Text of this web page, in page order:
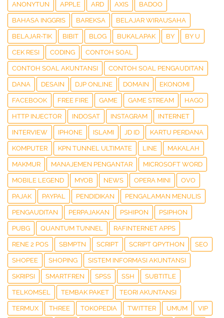
ANONYTUN APPLE ARD AXIS BADOO
BAHASA INGGRIS BAREKSA BELAJAR WIRAUSAHA
BELAJAR-TIK BIBIT BLOG BUKALAPAK BY BY U
CEK RESI CODING CONTOH SOAL
CONTOH SOAL AKUNTANSI CONTOH SOAL PENGAUDITAN
DANA DESAIN DJP ONLINE DOMAIN EKONOMI
FACEBOOK FREE FIRE GAME GAME STREAM HAGO
HTTP INJECTOR INDOSAT INSTAGRAM INTERNET
INTERVIEW IPHONE ISLAMI JD ID KARTU PERDANA
KOMPUTER KPN TUNNEL ULTIMATE LINE MAKALAH
MAKMUR MANAJEMEN PENGANTAR MICROSOFT WORD
MOBILE LEGEND MYOB NEWS OPERA MINI OVO
PAJAK PAYPAL PENDIDIKAN PENGALAMAN MENULIS
PENGAUDITAN PERPAJAKAN PSHIPON PSIPHON
PUBG QUANTUM TUNNEL RAFINTERNET APPS
RENE 2 POS SBMPTN SCRIPT SCRIPT QPYTHON SEO
SHOPEE SHOPING SISTEM INFORMASI AKUNTANSI
SKRIPSI SMARTFREN SPSS SSH SUBTITLE
TELKOMSEL TEMBAK PAKET TEORI AKUNTANSI
TERMUX THREE TOKOPEDIA TWITTER UMUM VIP